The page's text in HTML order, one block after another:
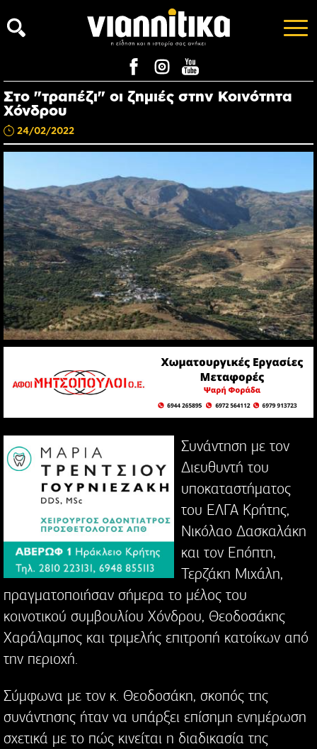
Στο "τραπέζι" οι ζημιές στην Κοινότητα
Χόνδρου
24/02/2022
Συνάντηση με τον
Διευθυντή του
υποκαταστήματος
του ΕΛΓΑ Κρήτης,
Νικόλαο Δασκαλάκη
και τον Επόπτη,
Τερζάκη Μιχάλη,
πραγματοποιήσαν σήμερα το μέλος του
κοινοτικού συμβουλίου Χόνδρου, Θεοδοσάκης
Χαράλαμπος και τριμελής επιτροπή κατοίκων από
την περιοχή.
Σύμφωνα με τον κ. Θεοδοσάκη, σκοπός της
συνάντησης ήταν να υπάρξει επίσημη ενημέρωση
σχετικά με το πώς κινείται η διαδικασία της